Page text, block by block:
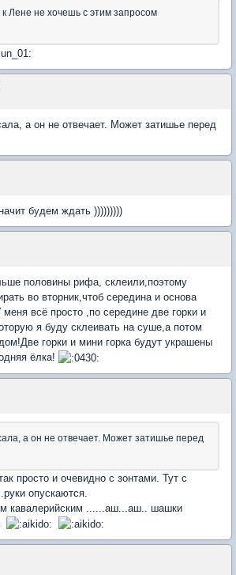
Лене не хочешь с этим запросом
а он не отвечает. Может затишье перед
будем ждать )))))))))
половины рифа, склеили,поэтому
во вторник,чтоб середина и основа
всё просто ,по середине две горки и
я буду склеивать на суше,а потом
горки и мини горка будут украшены
ёлка!
а он не отвечает. Может затишье перед
просто и очевидно с зонтами. Тут с
опускаются.
кавалерийским ......аш...аш.. шашки